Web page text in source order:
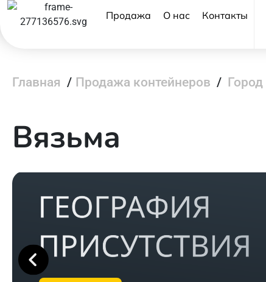
Продажа О нас Контакты
Главная / Продажа контейнеров / Город
Вязьма